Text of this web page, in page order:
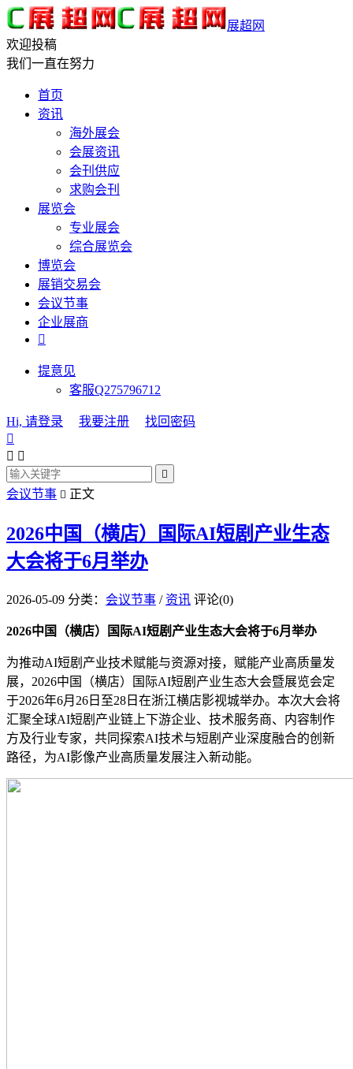
展超网
欢迎投稿
我们一直在努力
首页
资讯
海外展会
会展资讯
会刊供应
求购会刊
展览会
专业展会
综合展览会
博览会
展销交易会
会议节事
企业展商

提意见
客服Q275796712
Hi, 请登录 我要注册
找回密码

 

会议节事  正文
2026中国（横店）国际AI短剧产业生态
大会将于6月举办
2026-05-09 分类： 会议节事 / 资讯 评论(0)
2026中国（横店）国际AI短剧产业生态大会将于6月举办
为推动AI短剧产业技术赋能与资源对接，赋能产业高质量发
展，2026中国（横店）国际AI短剧产业生态大会暨展览会定
于2026年6月26日至28日在浙江横店影视城举办。本次大会将
汇聚全球AI短剧产业链上下游企业、技术服务商、内容制作
方及行业专家，共同探索AI技术与短剧产业深度融合的创新
路径，为AI影像产业高质量发展注入新动能。